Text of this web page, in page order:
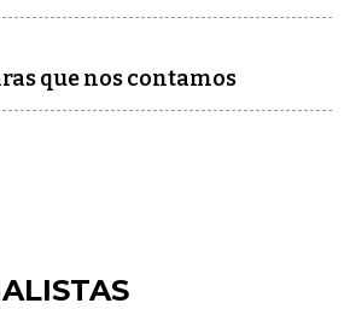
que nos contamos